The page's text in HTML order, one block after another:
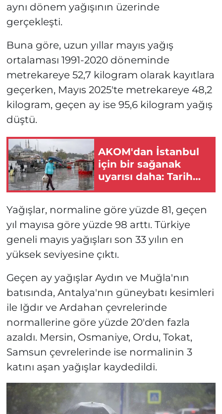
aynı dönem yağışının üzerinde
gerçekleşti.
Buna göre, uzun yıllar mayıs yağış
ortalaması 1991-2020 döneminde
metrekareye 52,7 kilogram olarak kayıtlara
geçerken, Mayıs 2025'te metrekareye 48,2
kilogram, geçen ay ise 95,6 kilogram yağış
düştü.
AKOM'dan İstanbul
için bir sağanak
uyarısı daha: Tarih
Yağışlar, normaline göre yüzde 81, geçen
yıl mayısa göre yüzde 98 arttı. Türkiye
geneli mayıs yağışları son 33 yılın en
yüksek seviyesine çıktı.
Geçen ay yağışlar Aydın ve Muğla'nın
batısında, Antalya'nın güneybatı kesimleri
ile Iğdır ve Ardahan çevrelerinde
normallerine göre yüzde 20'den fazla
azaldı. Mersin, Osmaniye, Ordu, Tokat,
Samsun çevrelerinde ise normalinin 3
katını aşan yağışlar kaydedildi.